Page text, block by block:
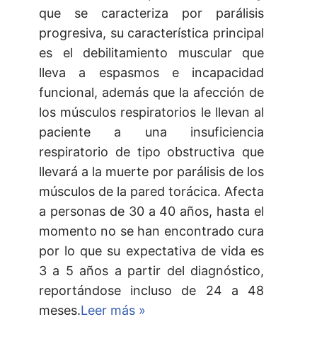
que se caracteriza por parálisis
progresiva, su característica principal
es el debilitamiento muscular que
lleva a espasmos e incapacidad
funcional, además que la afección de
los músculos respiratorios le llevan al
paciente a una insuficiencia
respiratorio de tipo obstructiva que
llevará a la muerte por parálisis de los
músculos de la pared torácica. Afecta
a personas de 30 a 40 años, hasta el
momento no se han encontrado cura
por lo que su expectativa de vida es
3 a 5 años a partir del diagnóstico,
reportándose incluso de 24 a 48
meses.Leer más »